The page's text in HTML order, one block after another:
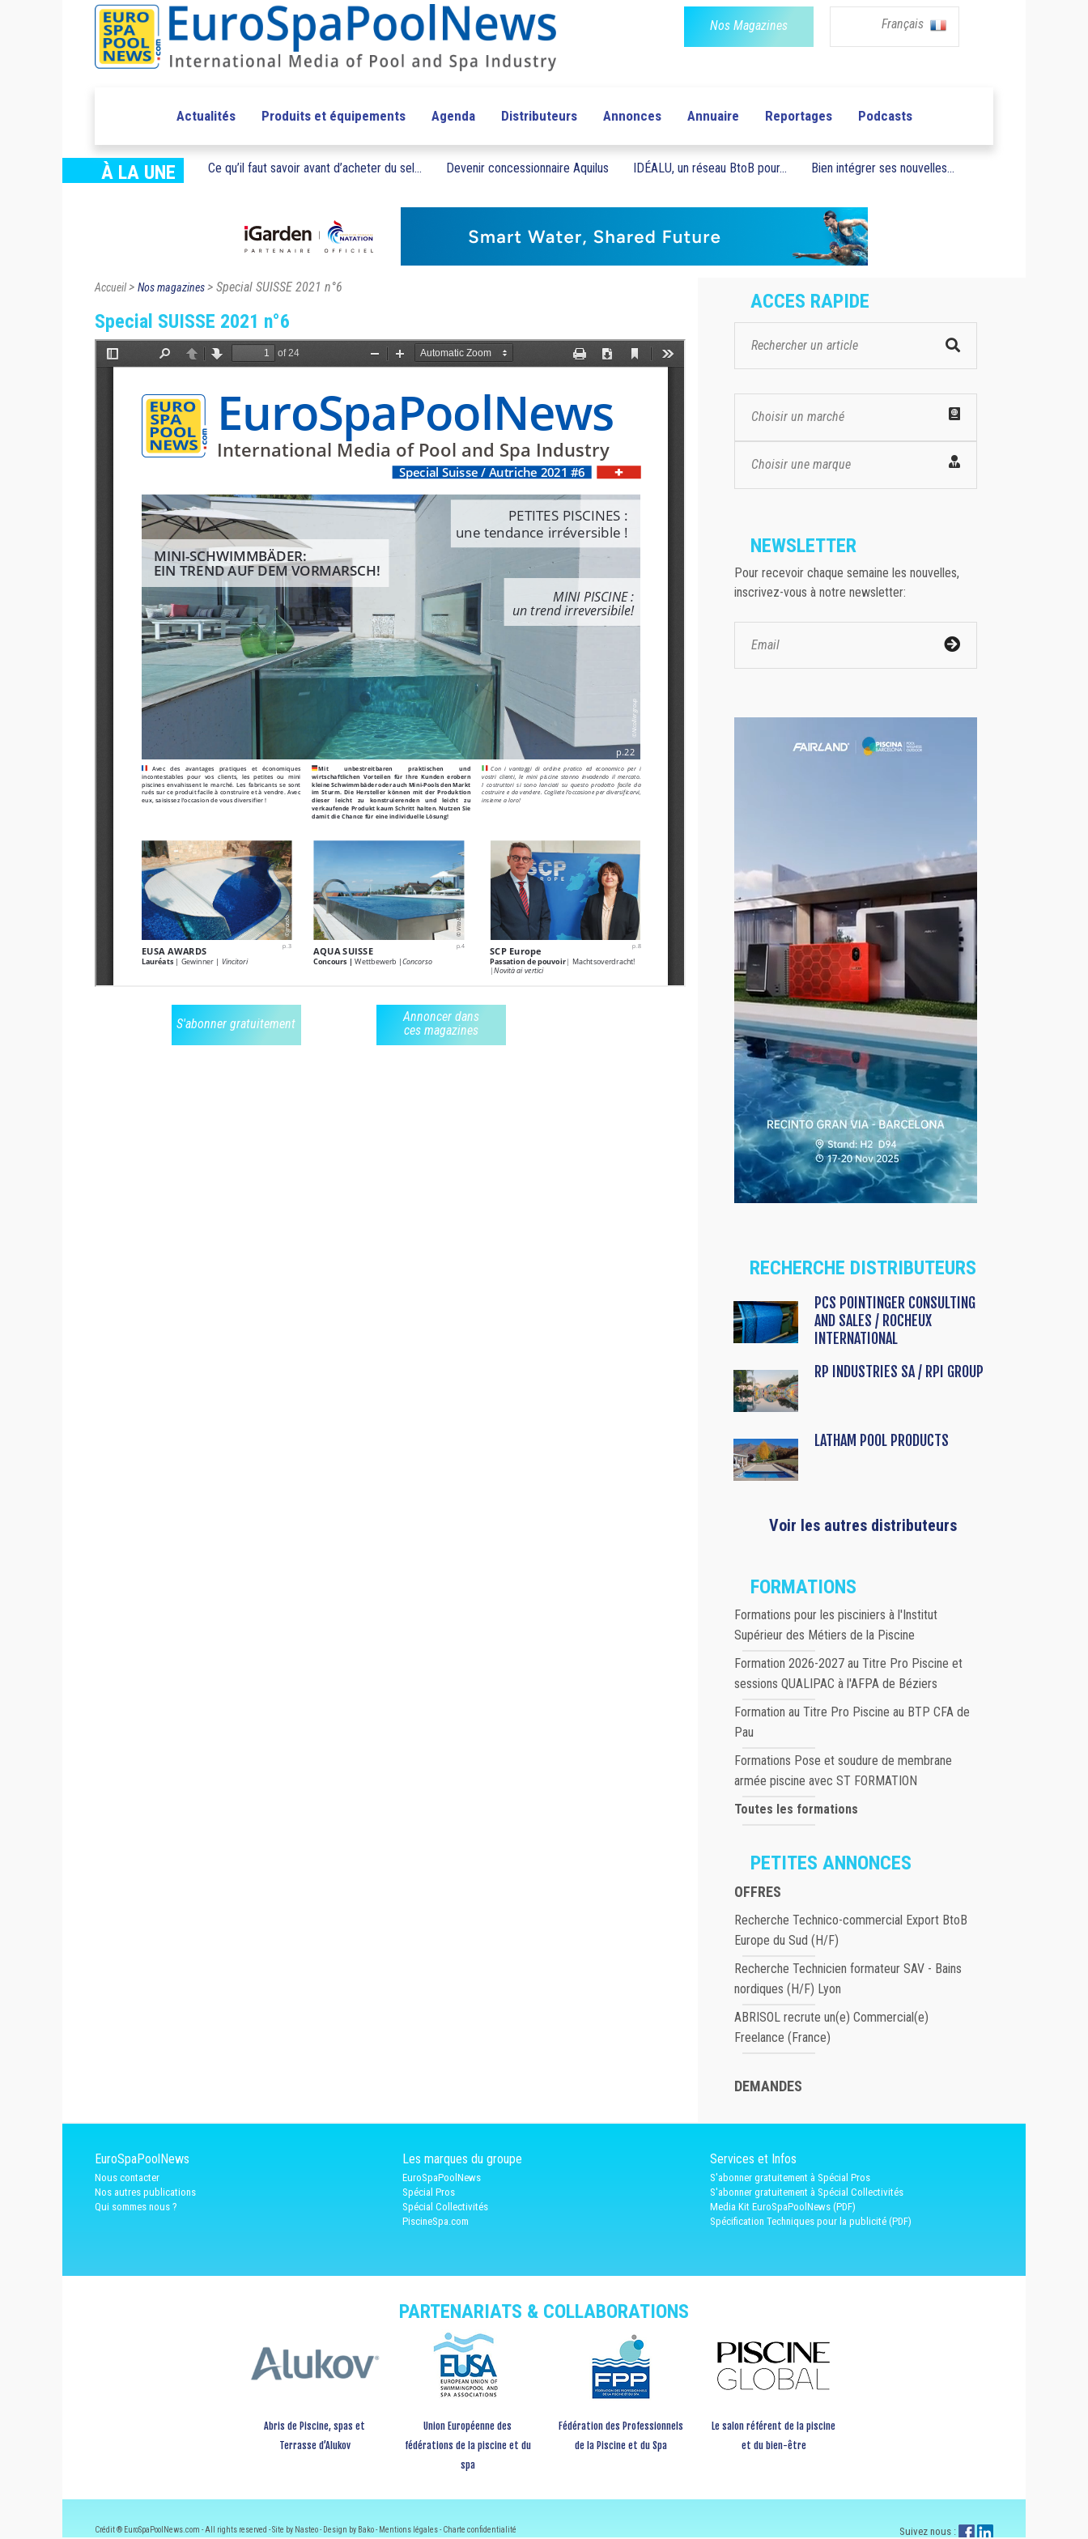
Nos Magazines Français
Actualités Produits et équipements Agenda Distributeurs Annonces Annuaire Reportages Podcasts
À LA UNE Ce qu’il faut savoir avant d’acheter du sel... Devenir concessionnaire Aquilus IDÉALU, un réseau BtoB pour... Bien intégrer ses nouvelles...
Accueil> Nos magazines> Special SUISSE 2021 n°6
Special SUISSE 2021 n°6
S'abonner gratuitement
Annoncer dans
ces magazines
ACCES RAPIDE
Choisir un marché
Choisir une marque
NEWSLETTER
Pour recevoir chaque semaine les nouvelles,
inscrivez-vous à notre newsletter:
RECHERCHE DISTRIBUTEURS
PCS POINTINGER CONSULTING
AND SALES / ROCHEUX
INTERNATIONAL
RP INDUSTRIES SA / RPI GROUP
LATHAM POOL PRODUCTS
Voir les autres distributeurs
FORMATIONS
Formations pour les pisciniers à l'Institut
Supérieur des Métiers de la Piscine
Formation 2026-2027 au Titre Pro Piscine et
sessions QUALIPAC à l'AFPA de Béziers
Formation au Titre Pro Piscine au BTP CFA de
Pau
Formations Pose et soudure de membrane
armée piscine avec ST FORMATION
Toutes les formations
PETITES ANNONCES
OFFRES
Recherche Technico-commercial Export BtoB
Europe du Sud (H/F)
Recherche Technicien formateur SAV - Bains
nordiques (H/F) Lyon
ABRISOL recrute un(e) Commercial(e)
Freelance (France)
DEMANDES
EuroSpaPoolNews
Nous contacter
Nos autres publications
Qui sommes nous ?
Les marques du groupe
EuroSpaPoolNews
Spécial Pros
Spécial Collectivités
PiscineSpa.com
Services et Infos
S'abonner gratuitement à Spécial Pros
S'abonner gratuitement à Spécial Collectivités
Media Kit EuroSpaPoolNews (PDF)
Spécification Techniques pour la publicité (PDF)
PARTENARIATS & COLLABORATIONS
Abris de Piscine, spas et
Terrasse d’Alukov
Union Européenne des
fédérations de la piscine et du
spa
Fédération des Professionnels
de la Piscine et du Spa
Le salon référent de la piscine
et du bien-être
Crédit ® EuroSpaPoolNews.com - All rights reserved - Site by Nasteo - Design by Bako - Mentions légales-Charte confidentialité Suivez nous :